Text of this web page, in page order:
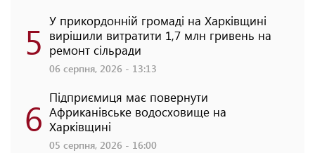
5 У прикордонній громаді на Харківщині
вирішили витратити 1,7 млн гривень на
ремонт сільради
06 серпня, 2026 - 13:13
6 Підприємиця має повернути
Африканівське водосховище на
Харківщині
05 серпня, 2026 - 16:00